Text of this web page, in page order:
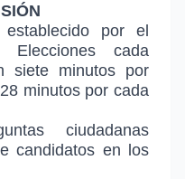
por el
Elecciones cada
siete minutos por
minutos por cada
ciudadanas
candidatos en los